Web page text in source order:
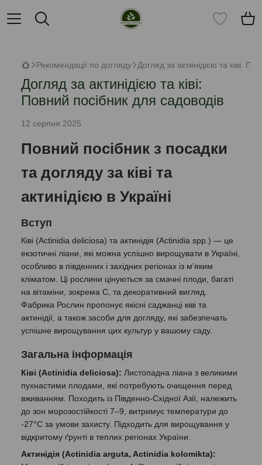
Рекомендації по догляду Догляд за актинідією та ківі:
Догляд за актинідією та ківі:
Повний посібник для садоводів
12 серпня 2025
Повний посібник з посадки
та догляду за ківі та
актинідією в Україні
Вступ
Ківі (Actinidia deliciosa) та актинідія (Actinidia spp.) — це
екзотичні ліани, які можна успішно вирощувати в Україні,
особливо в південних і західних регіонах із м’яким
кліматом. Ці рослини цінуються за смачні плоди, багаті
на вітаміни, зокрема С, та декоративний вигляд.
Фабрика Рослин пропонує якісні саджанці ківі та
актинідії, а також засоби для догляду, які забезпечать
успішне вирощування цих культур у вашому саду.
Загальна інформація
Ківі (Actinidia deliciosa): Листопадна ліана з великими
пухнастими плодами, які потребують очищення перед
вживанням. Походить із Південно-Східної Азії, належить
до зон морозостійкості 7–9, витримує температури до
-27°C за умови захисту. Підходить для вирощування у
відкритому ґрунті в теплих регіонах України.
Актинідія (Actinidia arguta, Actinidia kolomikta):